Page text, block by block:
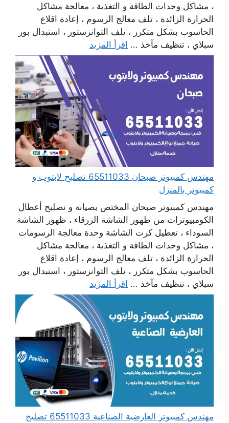
، مشاكل وحدات الطاقة و التغذية ، معالجة مشاكل
الحرارة الزائدة ، تلف معالج الرسوم ، إعادة اقلاع
الحاسوب بشكل متكرر ، تلف التوانزستور ، استبدال بور
سبلاي ، تنظيف مآخذ ... اقرأ المزيد
مهندس كمبيوتر صبحان 65511033 تصليح لابتوب و
كمبيوتر بالمنزل
مهندس كمبيوتر صبحان المختص بصيانة و تصليح أعطال
الكومبيوترات من ظهور الشاشة الزرقاء ، ظهور الشاشة
السوداء ، تعطيل كرت الشاشة وحدة معالجة الرسومات
، مشاكل وحدات الطاقة و التغذية ، معالجة مشاكل
الحرارة الزائدة ، تلف معالج الرسوم ، إعادة اقلاع
الحاسوب بشكل متكرر ، تلف التوانزستور ، استبدال بور
سبلاي ، تنظيف مآخذ ... اقرأ المزيد
مهندس كمبيوتر العارضية الصناعية 65511033 تصليح